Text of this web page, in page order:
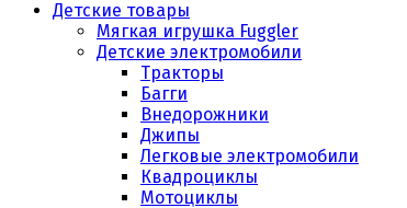
Детские товары
Мягкая игрушка Fuggler
Детские электромобили
Тракторы
Багги
Внедорожники
Джипы
Легковые электромобили
Квадроциклы
Мотоциклы